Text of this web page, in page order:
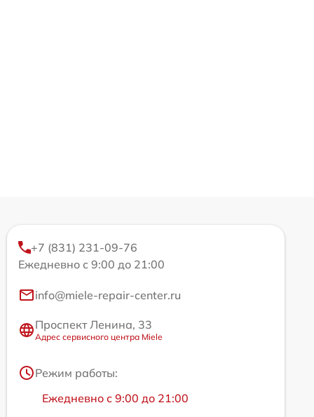
+7 (831) 231-09-76
Ежедневно с 9:00 до 21:00
info@miele-repair-center.ru
Проспект Ленина, 33
Адрес сервисного центра Miele
Режим работы:
Ежедневно с 9:00 до 21:00